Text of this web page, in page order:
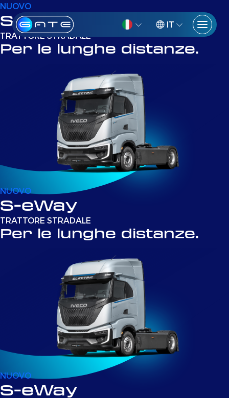
IT
NUOVO
S-eWay
TRATTORE STRADALE
Per le lunghe distanze.
NUOVO
S-eWay
TRATTORE STRADALE
Per le lunghe distanze.
NUOVO
S-eWay